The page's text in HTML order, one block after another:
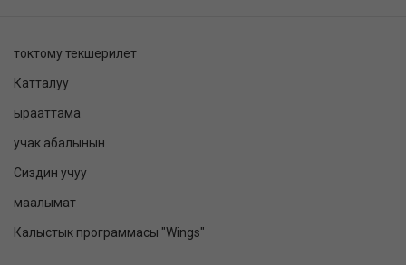
токтому текшерилет
Катталуу
ырааттама
учак абалынын
Сиздин учуу
маалымат
Калыстык программасы "Wings"